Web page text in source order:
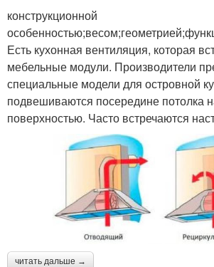
конструкционной
Есть кухонная вентиляция, которая
мебельные модули. Производители
специальные модели для островной
подвешиваются посередине потолка
поверхностью. Часто встречаются
читать дальше →